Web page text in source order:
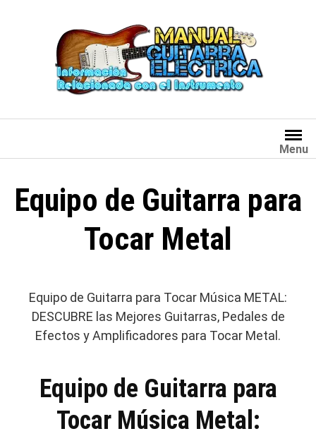
Menu
Equipo de Guitarra para
Tocar Metal
Equipo de Guitarra para Tocar Música METAL:
DESCUBRE las Mejores Guitarras, Pedales de
Efectos y Amplificadores para Tocar Metal.
Equipo de Guitarra para
Tocar Música Metal: